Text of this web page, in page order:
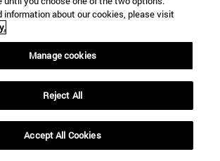
information about our cookies, please visit
Manage cookies
Reject All
Accept All Cookies